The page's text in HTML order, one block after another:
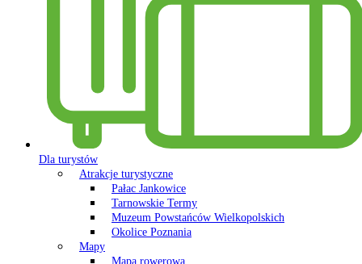
Dla turystów
Atrakcje turystyczne
Pałac Jankowice
Tarnowskie Termy
Muzeum Powstańców Wielkopolskich
Okolice Poznania
Mapy
Mapa rowerowa